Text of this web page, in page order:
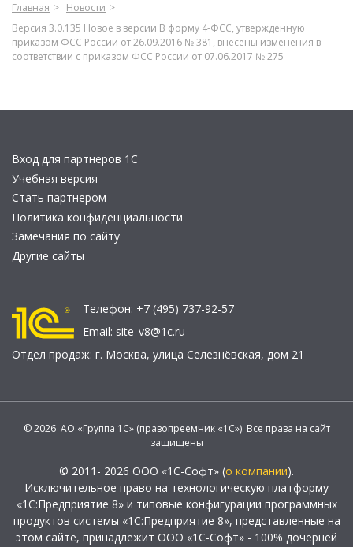
Главная
Новости
Версия 3.0.135 Новое в версии В форму 4-ФСС, утвержденную
приказом ФСС России от 26.09.2016 № 381, внесены изменения в
соответствии с приказом ФСС России от 07.06.2017 № 275
Вход для партнеров 1С
Учебная версия
Стать партнером
Политика конфиденциальности
Замечания по сайту
Другие сайты
Телефон: +7 (495) 737-92-57
Email: site_v8@1c.ru
Отдел продаж: г. Москва, улица Селезнёвская, дом 21
© 2026 АО «Группа 1С» (правопреемник «1С»). Все права на сайт
защищены
© 2011- 2026 ООО «1С-Софт» (о компании).
Исключительное право на технологическую платформу
«1С:Предприятие 8» и типовые конфигурации программных
продуктов системы «1С:Предприятие 8», представленные на
этом сайте, принадлежит ООО «1С-Софт» - 100% дочерней